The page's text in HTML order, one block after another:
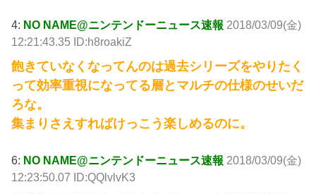
4: NO NAME@ニンテンドーニュース速報 2018/03/09(金)
12:21:43.35 ID:h8roakiZ
飽きていなくなってんのは過去シリーズをやりたく
って効率重視になってる層とマルチの仕様のせいだ
ろな。
集まりさえすればけっこう楽しめるのに。
6: NO NAME@ニンテンドーニュース速報 2018/03/09(金)
12:23:50.07 ID:QQlvlvK3